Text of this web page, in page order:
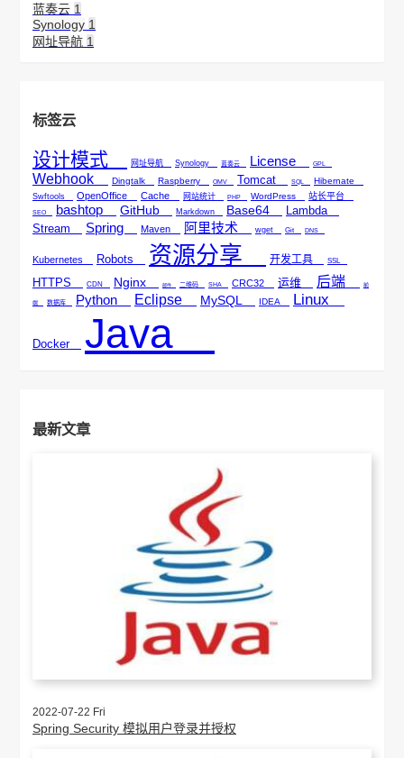
蓝奏云 1
Synology 1
网址导航 1
标签云
设计模式 网址导航 Synology 蓝奏云 License GPL
Webhook Dingtalk Raspberry OMV Tomcat SQL Hibernate
Swftools OpenOffice Cache 网站统计 PHP WordPress 站长平台
SEO bashtop GitHub Markdown Base64
Lambda
Stream
Spring Maven 阿里技术 wget Git DNS
Kubernetes Robots 资源分享 开发工具 SSL
HTTPS CDN Nginx 邮件 二维码 SHA CRC32 运维 后端 前
端 数据库 Python Eclipse MySQL IDEA Linux
Docker Java
最新文章
2022-07-22 Fri
Spring Security 模拟用户登录并授权